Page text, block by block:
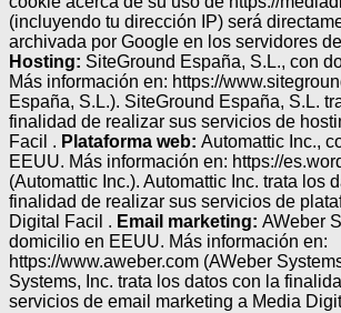
(incluyendo tu dirección IP) será
archivada por Google en los servidores
Hosting: SiteGround España, S.L., con
Más información en: https://
España, S.L.). SiteGround España, S.L.
finalidad de realizar sus servicios de
Facil . Plataforma web: Automattic Inc.,
EEUU. Más información en: https://
(Automattic Inc.). Automattic Inc. trata los
finalidad de realizar sus servicios de
Digital Facil . Email marketing: AWeber
domicilio en EEUU. Más información en:
https://www.aweber.com (AWeber
Systems, Inc. trata los datos con la
servicios de email marketing a Media